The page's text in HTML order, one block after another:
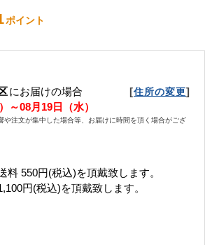
ポイント
にお届けの場合 [住所の変更]
～08月19日（水）
や注文が集中した場合等、お届けに時間を頂く場合がござ
料 550円(税込)を頂戴致します。
円(税込)を頂戴致します。